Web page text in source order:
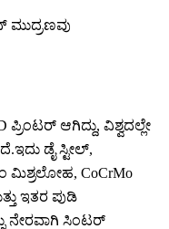
ಮುದ್ರಣವು
ಆಗಿದ್ದು, ವಿಶ್ವದಲ್ಲೇ
ಡೈ ಸ್ಟೀಲ್,
CoCrMo
ಇತರ ಪುಡಿ
ನೇರವಾಗಿ ಸಿಂಟರ್